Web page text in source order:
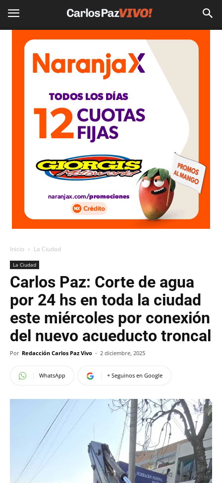
Inicio La Ciudad
La Ciudad
Carlos Paz: Corte de agua
por 24 hs en toda la ciudad
este miércoles por conexión
del nuevo acueducto troncal
Por Redacción Carlos Paz Vivo - 2 diciembre, 2025
WhatsApp + Seguinos en Google